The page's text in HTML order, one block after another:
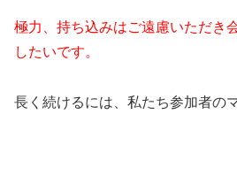
極力、持ち込みはご遠慮いただき
したいです。
長く続けるには、私たち参加者の